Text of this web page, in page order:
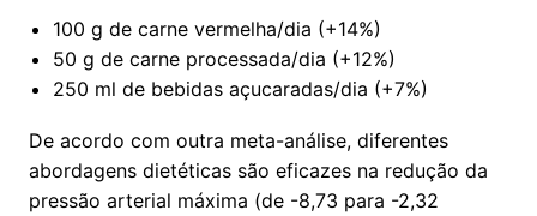
100 g de carne vermelha/dia (+14%)
50 g de carne processada/dia (+12%)
250 ml de bebidas açucaradas/dia (+7%)
De acordo com outra meta-análise, diferentes
abordagens dietéticas são eficazes na redução da
pressão arterial máxima (de -8,73 para -2,32